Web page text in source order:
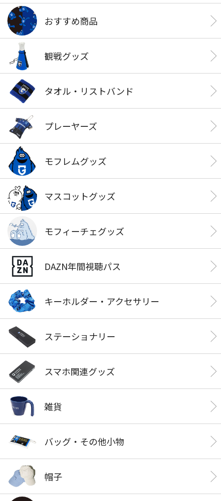
おすすめ商品
観戦グッズ
タオル・リストバンド
プレーヤーズ
モフレムグッズ
マスコットグッズ
モフィーチェグッズ
DAZN年間視聴パス
キーホルダー・アクセサリー
ステーショナリー
スマホ関連グッズ
雑貨
バッグ・その他小物
帽子